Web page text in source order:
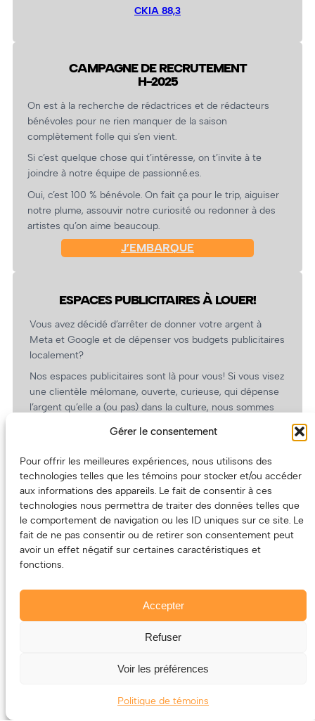
Gérer le consentement
Pour offrir les meilleures expériences, nous utilisons des
technologies telles que les témoins pour stocker et/ou accéder
aux informations des appareils. Le fait de consentir à ces
technologies nous permettra de traiter des données telles que
le comportement de navigation ou les ID uniques sur ce site. Le
fait de ne pas consentir ou de retirer son consentement peut
avoir un effet négatif sur certaines caractéristiques et
fonctions.
Accepter
Refuser
Voir les préférences
Politique de témoins
CKIA 88,3
CAMPAGNE DE RECRUTEMENT
H-2025
On est à la recherche de rédactrices et de rédacteurs
bénévoles pour ne rien manquer de la saison
complètement folle qui s’en vient.
Si c’est quelque chose qui t’intéresse, on t’invite à te
joindre à notre équipe de passionné.es.
Oui, c’est 100 % bénévole. On fait ça pour le trip, aiguiser
notre plume, assouvir notre curiosité ou redonner à des
artistes qu’on aime beaucoup.
J’EMBARQUE
ESPACES PUBLICITAIRES À LOUER!
Vous avez décidé d’arrêter de donner votre argent à
Meta et Google et de dépenser vos budgets publicitaires
localement?
Nos espaces publicitaires sont là pour vous! Si vous visez
une clientèle mélomane, ouverte, curieuse, qui dépense
l’argent qu’elle a (ou pas) dans la culture, nous sommes
revient.
(Oui, on va avoir des tarifs spéciaux pour vous, les
artistes!)
Le contenu (texte et photos) appartient à ses créatrices et